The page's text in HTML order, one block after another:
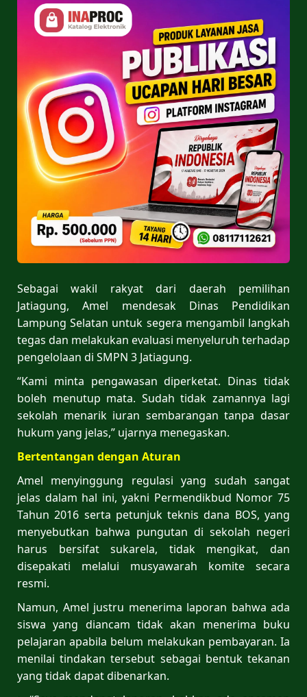
Sebagai wakil rakyat dari daerah pemilihan
Jatiagung, Amel mendesak Dinas Pendidikan
Lampung Selatan untuk segera mengambil langkah
tegas dan melakukan evaluasi menyeluruh terhadap
pengelolaan di SMPN 3 Jatiagung.
“Kami minta pengawasan diperketat. Dinas tidak
boleh menutup mata. Sudah tidak zamannya lagi
sekolah menarik iuran sembarangan tanpa dasar
hukum yang jelas,” ujarnya menegaskan.
Bertentangan dengan Aturan
Amel menyinggung regulasi yang sudah sangat
jelas dalam hal ini, yakni Permendikbud Nomor 75
Tahun 2016 serta petunjuk teknis dana BOS, yang
menyebutkan bahwa pungutan di sekolah negeri
harus bersifat sukarela, tidak mengikat, dan
disepakati melalui musyawarah komite secara
resmi.
Namun, Amel justru menerima laporan bahwa ada
siswa yang diancam tidak akan menerima buku
pelajaran apabila belum melakukan pembayaran. Ia
menilai tindakan tersebut sebagai bentuk tekanan
yang tidak dapat dibenarkan.